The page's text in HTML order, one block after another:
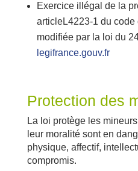
Exercice illégal de la
articleL4223-1 du
modifiée par la loi du
legifrance.gouv.fr
Protection des
La loi protège les
leur moralité sont en
physique, affectif,
compromis.